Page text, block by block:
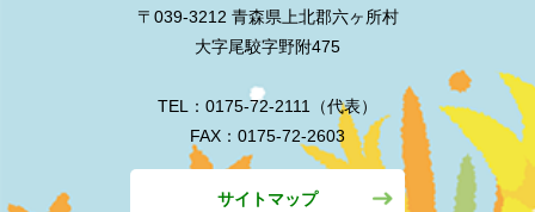
〒039-3212 青森県上北郡六ヶ所村
大字尾駮字野附475
TEL：0175-72-2111（代表）
FAX：0175-72-2603
サイトマップ